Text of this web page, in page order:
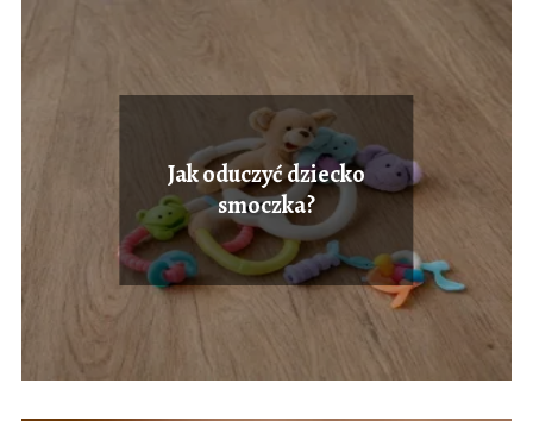
Jak oduczyć dziecko
smoczka?